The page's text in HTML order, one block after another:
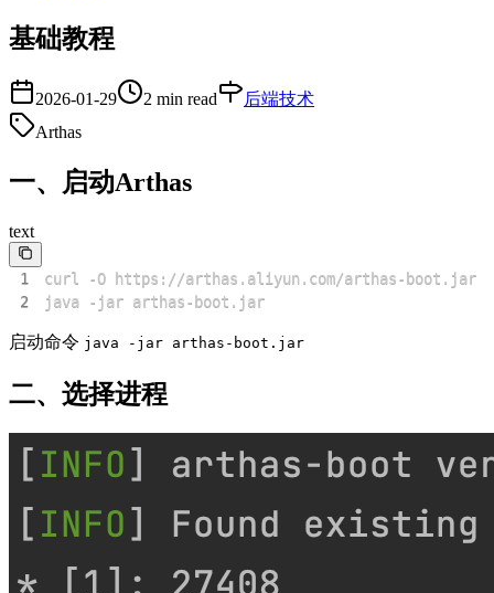
基础教程
2026-01-29 2 min read
后端技术
Arthas
一、启动Arthas
text
1
curl -O https://arthas.aliyun.com/arthas-boot.jar
2
java -jar arthas-boot.jar
启动命令 java -jar arthas-boot.jar
二、选择进程